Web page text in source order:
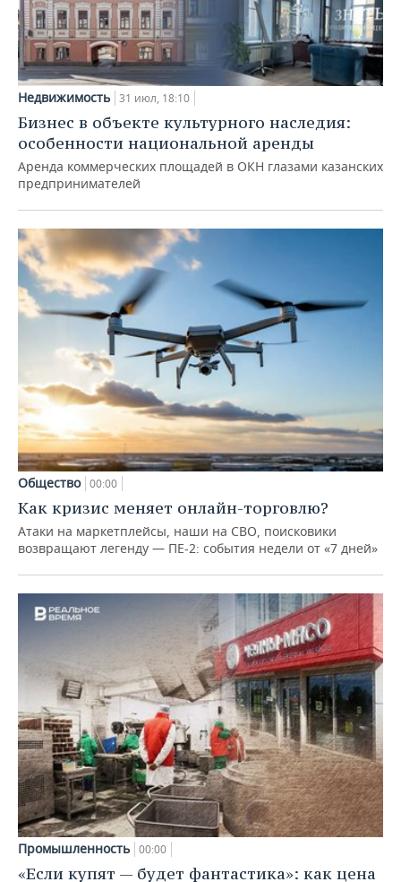
Недвижимость 31 июл, 18:10
Бизнес в объекте культурного наследия:
особенности национальной аренды
Аренда коммерческих площадей в ОКН глазами казанских
предпринимателей
Общество 00:00
Как кризис меняет онлайн-торговлю?
Атаки на маркетплейсы, наши на СВО, поисковики
возвращают легенду — ПЕ-2: события недели от «7 дней»
Промышленность 00:00
«Если купят — будет фантастика»: как цена